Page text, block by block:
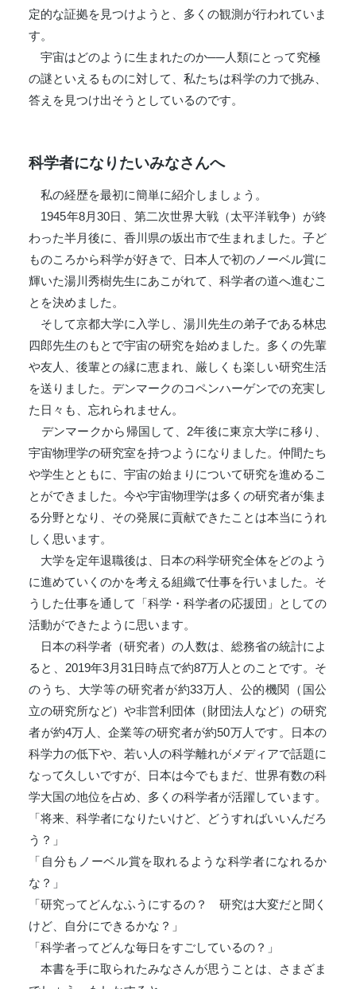
定的な証拠を見つけようと、多くの観測が行われていま
す。
宇宙はどのように生まれたのか──人類にとって究極
の謎といえるものに対して、私たちは科学の力で挑み、
答えを見つけ出そうとしているのです。
科学者になりたいみなさんへ
私の経歴を最初に簡単に紹介しましょう。
1945年8月30日、第二次世界大戦（太平洋戦争）が終
わった半月後に、香川県の坂出市で生まれました。子ど
ものころから科学が好きで、日本人で初のノーベル賞に
輝いた湯川秀樹先生にあこがれて、科学者の道へ進むこ
とを決めました。
そして京都大学に入学し、湯川先生の弟子である林忠
四郎先生のもとで宇宙の研究を始めました。多くの先輩
や友人、後輩との縁に恵まれ、厳しくも楽しい研究生活
を送りました。デンマークのコペンハーゲンでの充実し
た日々も、忘れられません。
デンマークから帰国して、2年後に東京大学に移り、
宇宙物理学の研究室を持つようになりました。仲間たち
や学生とともに、宇宙の始まりについて研究を進めるこ
とができました。今や宇宙物理学は多くの研究者が集ま
る分野となり、その発展に貢献できたことは本当にうれ
しく思います。
大学を定年退職後は、日本の科学研究全体をどのよう
に進めていくのかを考える組織で仕事を行いました。そ
うした仕事を通して「科学・科学者の応援団」としての
活動ができたように思います。
日本の科学者（研究者）の人数は、総務省の統計によ
ると、2019年3月31日時点で約87万人とのことです。そ
のうち、大学等の研究者が約33万人、公的機関（国公
立の研究所など）や非営利団体（財団法人など）の研究
者が約4万人、企業等の研究者が約50万人です。日本の
科学力の低下や、若い人の科学離れがメディアで話題に
なって久しいですが、日本は今でもまだ、世界有数の科
学大国の地位を占め、多くの科学者が活躍しています。
「将来、科学者になりたいけど、どうすればいいんだろ
う？」
「自分もノーベル賞を取れるような科学者になれるか
な？」
「研究ってどんなふうにするの？ 研究は大変だと聞く
けど、自分にできるかな？」
「科学者ってどんな毎日をすごしているの？」
本書を手に取られたみなさんが思うことは、さまざま